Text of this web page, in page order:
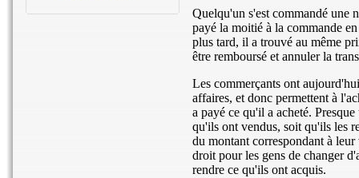
Quelqu'un s'est commandé une
payé la moitié à la commande
plus tard, il a trouvé au même
être remboursé et annuler la
Les commerçants ont
affaires, et donc permettent à
a payé ce qu'il a acheté.
qu'ils ont vendus, soit qu'ils les
du montant correspondant à
droit pour les gens de changer
rendre ce qu'ils ont acquis.